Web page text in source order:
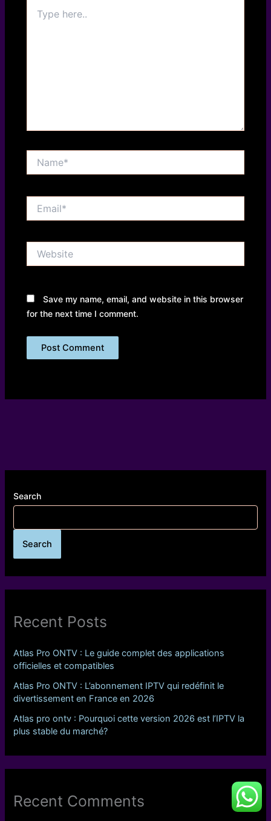
here..
Save my name, email, and website in this browser
for the next time I comment.
Search
Search
Recent Posts
Atlas Pro ONTV : Le guide complet des applications
officielles et compatibles
Atlas Pro ONTV : L’abonnement IPTV qui redéfinit le
divertissement en France en 2026
Atlas pro ontv : Pourquoi cette version 2026 est l’IPTV la
plus stable du marché?
Recent Comments